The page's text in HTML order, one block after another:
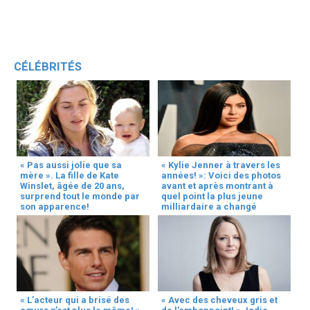
CÉLÉBRITÉS
« Pas aussi jolie que sa
mère ». La fille de Kate
Winslet, âgée de 20 ans,
surprend tout le monde par
son apparence!
« Kylie Jenner à travers les
années! »: Voici des photos
avant et après montrant à
quel point la plus jeune
milliardaire a changé
« L’acteur qui a brisé des
« Avec des cheveux gris et